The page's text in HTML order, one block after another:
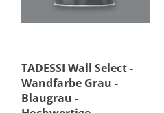
TADESSI Wall Select -
Wandfarbe Grau -
Blaugrau -